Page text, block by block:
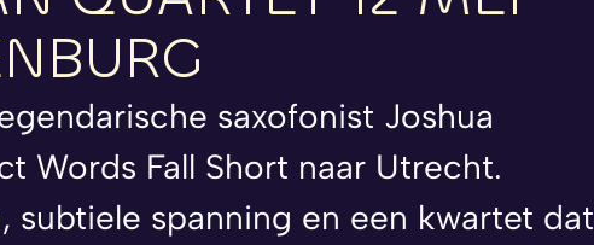
saxofonist Joshua
Words Fall Short naar Utrecht.
subtiele spanning en een kwartet dat